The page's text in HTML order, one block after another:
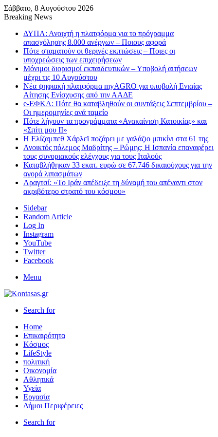
Σάββατο, 8 Αυγούστου 2026
Breaking News
ΔΥΠΑ: Ανοιχτή η πλατφόρμα για το πρόγραμμα
απασχόλησης 8.000 ανέργων – Ποιους αφορά
Πότε σταματούν οι θερινές εκπτώσεις – Ποιες οι
υποχρεώσεις των επιχειρήσεων
Μόνιμοι διορισμοί εκπαιδευτικών – Υποβολή αιτήσεων
μέχρι τις 10 Αυγούστου
Νέα ψηφιακή πλατφόρμα myAGRO για υποβολή Ενιαίας
Αίτησης Ενίσχυσης από την ΑΑΔΕ
e-ΕΦΚΑ: Πότε θα καταβληθούν οι συντάξεις Σεπτεμβρίου –
Οι ημερομηνίες ανά ταμείο
Πότε λήγουν τα προγράμματα «Ανακαίνιση Κατοικίας» και
«Σπίτι μου ΙΙ»
Η Ελίζαμπεθ Χάρλεϊ ποζάρει με γαλάζιο μπικίνι στα 61 της
Ανοικτός πόλεμος Μαδρίτης – Ρώμης: Η Ισπανία επαναφέρει
τους συνοριακούς ελέγχους για τους Ιταλούς
Καταβλήθηκαν 33 εκατ. ευρώ σε 67.746 δικαιούχους για την
αγορά λιπασμάτων
Αραγτσί: «Το Ιράν απέδειξε τη δύναμή του απέναντι στον
ακριβότερο στρατό του κόσμου»
Sidebar
Random Article
Log In
Instagram
YouTube
Twitter
Facebook
Menu
Search for
Home
Επικαιρότητα
Κόσμος
LifeStyle
πολιτική
Οικονομία
Αθλητικά
Υγεία
Εργασία
Δήμοι Περιφέρειες
Search for